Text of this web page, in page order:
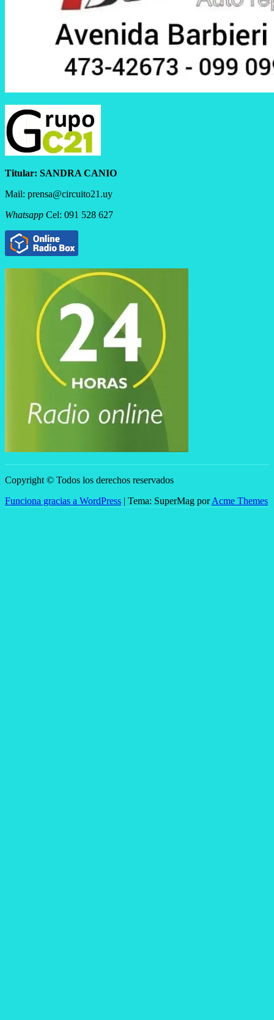
Titular: SANDRA CANIO
Mail: prensa@circuito21.uy
Whatsapp Cel: 091 528 627
Copyright © Todos los derechos reservados
Funciona gracias a WordPress | Tema: SuperMag porAcme Themes